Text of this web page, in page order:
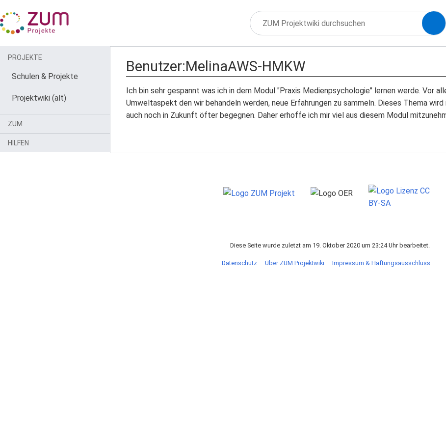
Benutzer:MelinaAWS-HMKW
Ich bin sehr gespannt was ich in dem Modul "Praxis Medienpsychologie" lernen werde. Vor
Umweltaspekt den wir behandeln werden, neue Erfahrungen zu sammeln. Dieses Thema
auch noch in Zukunft öfter begegnen. Daher erhoffe ich mir viel aus diesem Modul
PROJEKTE
Schulen & Projekte
Projektwiki (alt)
ZUM
HILFEN
Diese Seite wurde zuletzt am 19. Oktober 2020 um 23:24 Uhr bearbeitet.
Datenschutz Über ZUM Projektwiki Impressum & Haftungsausschluss